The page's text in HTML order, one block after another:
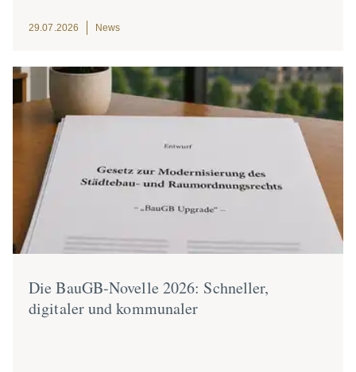
29.07.2026 News
Die BauGB-Novelle 2026: Schneller,
digitaler und kommu­naler